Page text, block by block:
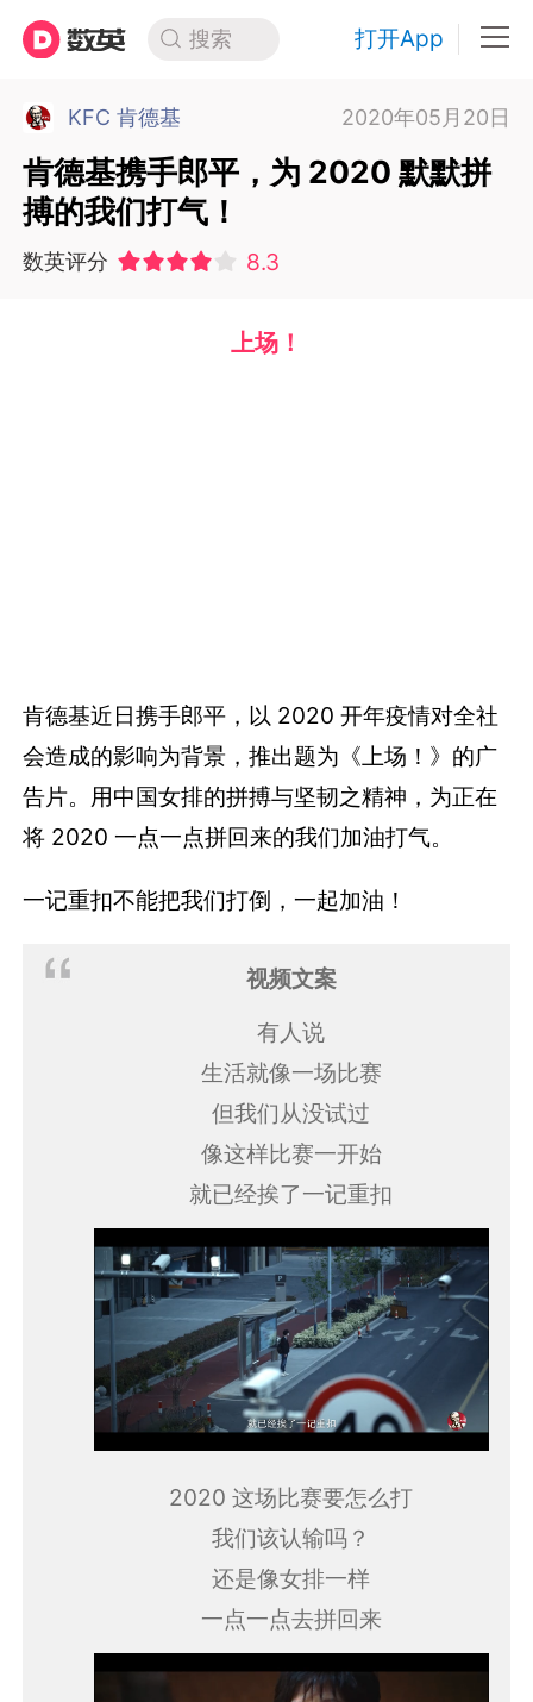
搜索 打开App
KFC 肯德基 2020年05月20日
肯德基携手郎平，为 2020 默默拼
搏的我们打气！
数英评分 8.3
上场！
肯德基近日携手郎平，以 2020 开年疫情对全社
会造成的影响为背景，推出题为《上场！》的广
告片。用中国女排的拼搏与坚韧之精神，为正在
将 2020 一点一点拼回来的我们加油打气。
一记重扣不能把我们打倒，一起加油！
视频文案
有人说
生活就像一场比赛
但我们从没试过
像这样比赛一开始
就已经挨了一记重扣
2020 这场比赛要怎么打
我们该认输吗？
还是像女排一样
一点一点去拼回来